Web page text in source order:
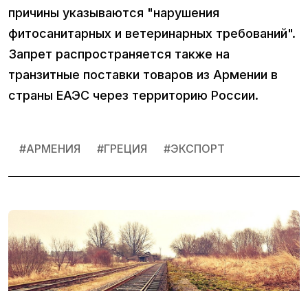
причины указываются "нарушения
фитосанитарных и ветеринарных требований".
Запрет распространяется также на
транзитные поставки товаров из Армении в
страны ЕАЭС через территорию России.
#АРМЕНИЯ #ГРЕЦИЯ #ЭКСПОРТ